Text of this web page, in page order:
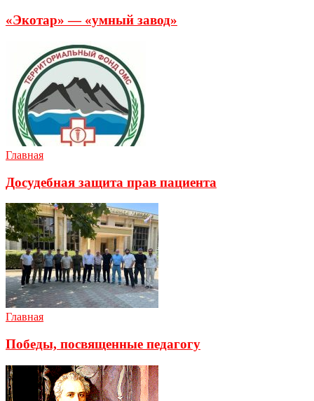
«Экотар» — «умный завод»
Главная
Досудебная защита прав пациента
Главная
Победы, посвященные педагогу